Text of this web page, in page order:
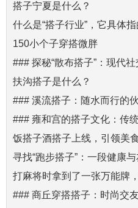
搭子宁夏是什么？
什么是“搭子行业”，它具体
150小个子穿搭微胖
### 探秘“散布搭子”：现代
扶沟搭子是什么？
### 溪流搭子：随水而行的
### 雍和宫的搭子文化：传
饭搭子酒搭子上线，引领美
寻找“跑步搭子”：一段健康
打麻将时拿到了一张万能牌
### 商丘穿搭搭子：时尚交